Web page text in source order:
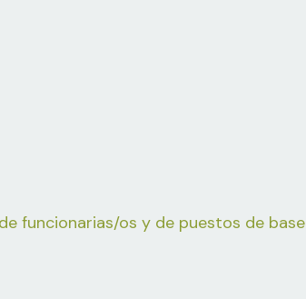
funcionarias/os y de puestos de base